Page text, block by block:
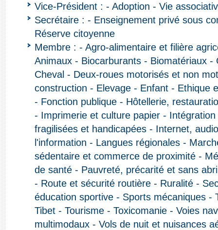
Vice-Président : - Adoption - Vie
Secrétaire : - Enseignement privé sous
Réserve citoyenne
Membre : - Agro-alimentaire et filière
Animaux - Biocarburants - Biomatériaux -
Cheval - Deux-roues motorisés et non
construction - Elevage - Enfant - Ethique
- Fonction publique - Hôtellerie,
- Imprimerie et culture papier -
fragilisées et handicapées - Internet,
l'information - Langues régionales -
sédentaire et commerce de proximité -
de santé - Pauvreté, précarité et sans
- Route et sécurité routière - Ruralité -
éducation sportive - Sports mécaniques -
Tibet - Tourisme - Toxicomanie - Voies
multimodaux - Vols de nuit et nuisances